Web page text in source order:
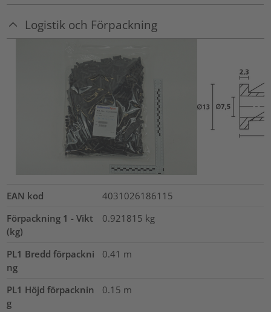
Logistik och Förpackning
EAN kod
4031026186115
Förpackning 1 - Vikt
(kg)
0.921815 kg
PL1 Bredd förpackni
ng
0.41 m
PL1 Höjd förpacknin
g
0.15 m